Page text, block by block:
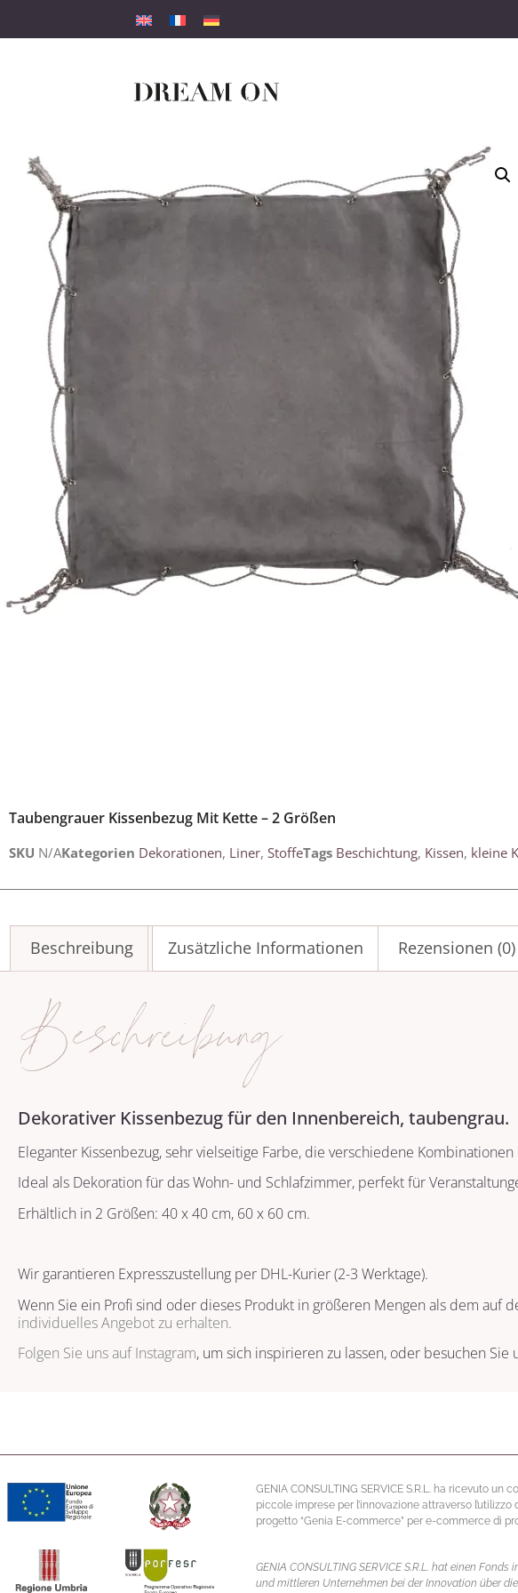
Taubengrauer Kissenbezug Mit Kette – 2 Größen
SKU N/AKategorien Dekorationen, Liner, StoffeTags Beschichtung, Kissen, kleine
Beschreibung Zusätzliche Informationen Rezensionen (0)
Beschreibung
Dekorativer Kissenbezug für den Innenbereich, taubengrau.
Eleganter Kissenbezug, sehr vielseitige Farbe, die verschiedene
Ideal als Dekoration für das Wohn- und Schlafzimmer, perfekt für
Erhältlich in 2 Größen: 40 x 40 cm, 60 x 60 cm.
Wir garantieren Expresszustellung per DHL-Kurier (2-3 Werktage).
Wenn Sie ein Profi sind oder dieses Produkt in größeren Mengen als dem auf
individuelles Angebot zu erhalten.
Folgen Sie uns aufInstagram, um sich inspirieren zu lassen, oder besuchen Sie
GENIA CONSULTING SERVICE S.R.L. ha ricevuto un
piccole imprese per l’innovazione attraverso l’utilizzo
progetto “Genia E-commerce” per e-commerce di
GENIA CONSULTING SERVICE S.R.L. hat einen
und mittleren Unternehmen bei der Innovation über